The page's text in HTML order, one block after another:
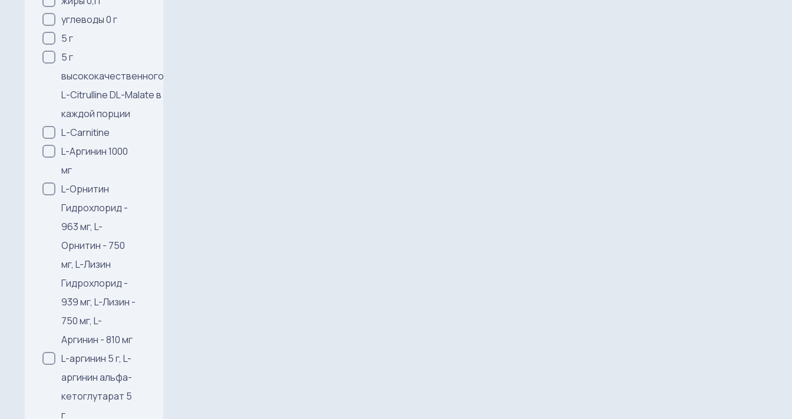
углеводы 0 г
5 г
5 г
высококачественного
L-Citrulline DL-Malate в
каждой порции
L-Carnitine
L-Аргинин 1000
мг
L-Орнитин
Гидрохлорид -
963 мг, L-
Орнитин - 750
мг, L-Лизин
Гидрохлорид -
939 мг, L-Лизин -
750 мг, L-
Аргинин - 810 мг
L-аргинин 5 г, L-
аргинин альфа-
кетоглутарат 5
г